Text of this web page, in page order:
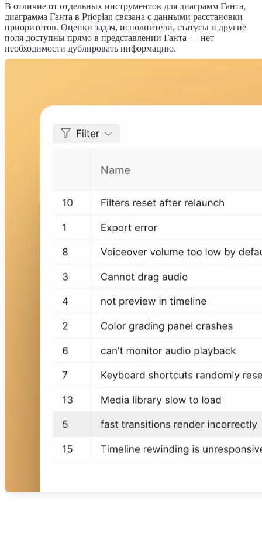
В отличие от отдельных инструментов для диаграмм Ганта,
диаграмма Ганта в Prioplan связана с данными расстановки
приоритетов. Оценки задач, исполнители, статусы и другие
поля доступны прямо в представлении Ганта — нет
необходимости дублировать информацию.